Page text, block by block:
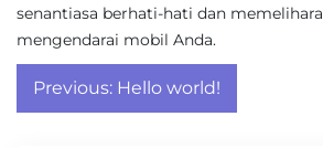
senantiasa berhati-hati dan
mengendarai mobil Anda.
Post
navigation
Previous: Hello world!